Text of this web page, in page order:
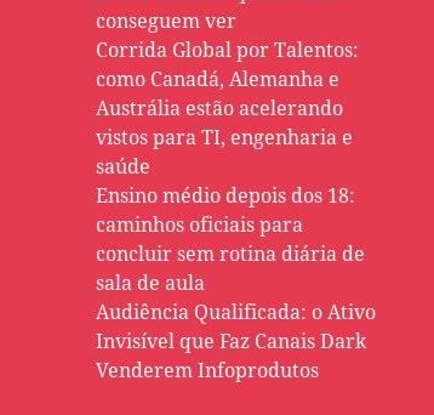
conseguem ver
Corrida Global por Talentos:
como Canadá, Alemanha e
Austrália estão acelerando
vistos para TI, engenharia e
saúde
Ensino médio depois dos 18:
caminhos oficiais para
concluir sem rotina diária de
sala de aula
Audiência Qualificada: o Ativo
Invisível que Faz Canais Dark
Venderem Infoprodutos